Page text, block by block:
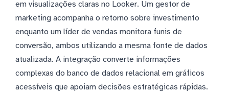
em visualizações claras no Looker. Um gestor de
marketing acompanha o retorno sobre investimento
enquanto um líder de vendas monitora funis de
conversão, ambos utilizando a mesma fonte de dados
atualizada. A integração converte informações
complexas do banco de dados relacional em gráficos
acessíveis que apoiam decisões estratégicas rápidas.